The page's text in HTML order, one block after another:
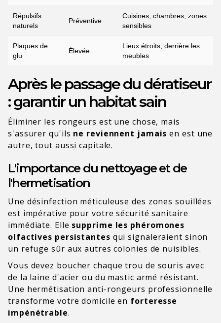
Répulsifs
naturels
Préventive
Cuisines, chambres, zones
sensibles
Plaques de
glu
Élevée
Lieux étroits, derrière les
meubles
Après le passage du dératiseur
: garantir un habitat sain
Éliminer les rongeurs est une chose, mais
s'assurer qu'ils ne reviennent jamais en est une
autre, tout aussi capitale.
L'importance du nettoyage et de
l'hermetisation
Une désinfection méticuleuse des zones souillées
est impérative pour votre sécurité sanitaire
immédiate. Elle supprime les phéromones
olfactives persistantes qui signaleraient sinon
un refuge sûr aux autres colonies de nuisibles.
Vous devez boucher chaque trou de souris avec
de la laine d'acier ou du mastic armé résistant.
Une hermétisation anti-rongeurs professionnelle
transforme votre domicile en forteresse
impénétrable.